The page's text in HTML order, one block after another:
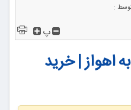
:
پ
اهواز | خرید